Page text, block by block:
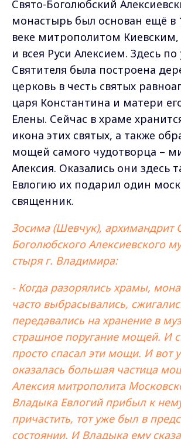
Свято-Боголюбский
монастырь был основан ещё в
веке митрополитом
и всея Руси Алексием. Здесь
Святителя была построена
церковь в честь святых
царя Константина и матери
Елены. Сейчас в храме
икона этих святых, а также
мощей самого чудотворца –
Алексия. Оказались они здесь
Евлогию их подарил один
священник.
Зосима (Шевчук), архимандрит
Боголюбского Алексиевского
стыря г. Владимира:
- Когда разорялись храмы,
часто выбрасывались,
передавались на хранение в
страшное поругание мощей. И
просто спасал эти мощи. И вот
оказалась большая частица
Алексия митрополита
Владыка Евлогий прибыл к
причастить, тот уже был в
состоянии. И Владыка ему